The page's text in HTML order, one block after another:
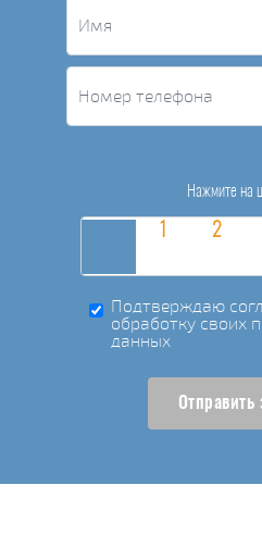
Нажмите на
Подтверждаю
обработку своих
данных
Отправить